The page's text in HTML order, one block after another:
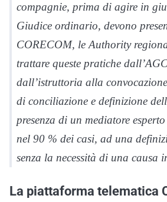
compagnie, prima di agire in
Giudice ordinario, devono
CORECOM, le Authority
trattare queste pratiche
dall’istruttoria alla
di conciliazione e definizione
presenza di un mediatore
nel 90 % dei casi, ad una
senza la necessità di una causa
La piattaforma telematica